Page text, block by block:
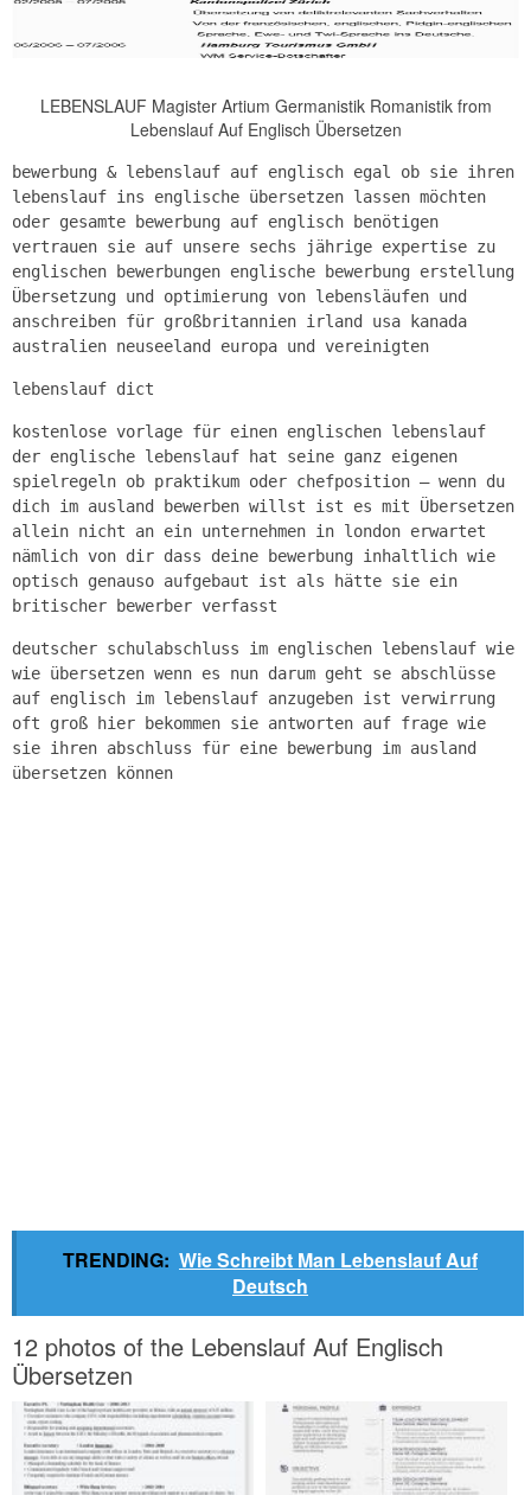
LEBENSLAUF Magister Artium Germanistik Romanistik from
Lebenslauf Auf Englisch Übersetzen
bewerbung & lebenslauf auf englisch egal ob sie ihren
lebenslauf ins englische übersetzen lassen möchten
oder gesamte bewerbung auf englisch benötigen
vertrauen sie auf unsere sechs jährige expertise zu
englischen bewerbungen englische bewerbung erstellung
Übersetzung und optimierung von lebensläufen und
anschreiben für großbritannien irland usa kanada
australien neuseeland europa und vereinigten
lebenslauf dict
kostenlose vorlage für einen englischen lebenslauf
der englische lebenslauf hat seine ganz eigenen
spielregeln ob praktikum oder chefposition – wenn du
dich im ausland bewerben willst ist es mit Übersetzen
allein nicht an ein unternehmen in london erwartet
nämlich von dir dass deine bewerbung inhaltlich wie
optisch genauso aufgebaut ist als hätte sie ein
britischer bewerber verfasst
deutscher schulabschluss im englischen lebenslauf wie
wie übersetzen wenn es nun darum geht se abschlüsse
auf englisch im lebenslauf anzugeben ist verwirrung
oft groß hier bekommen sie antworten auf frage wie
sie ihren abschluss für eine bewerbung im ausland
übersetzen können
TRENDING: Wie Schreibt Man Lebenslauf Auf
Deutsch
12 photos of the Lebenslauf Auf Englisch
Übersetzen